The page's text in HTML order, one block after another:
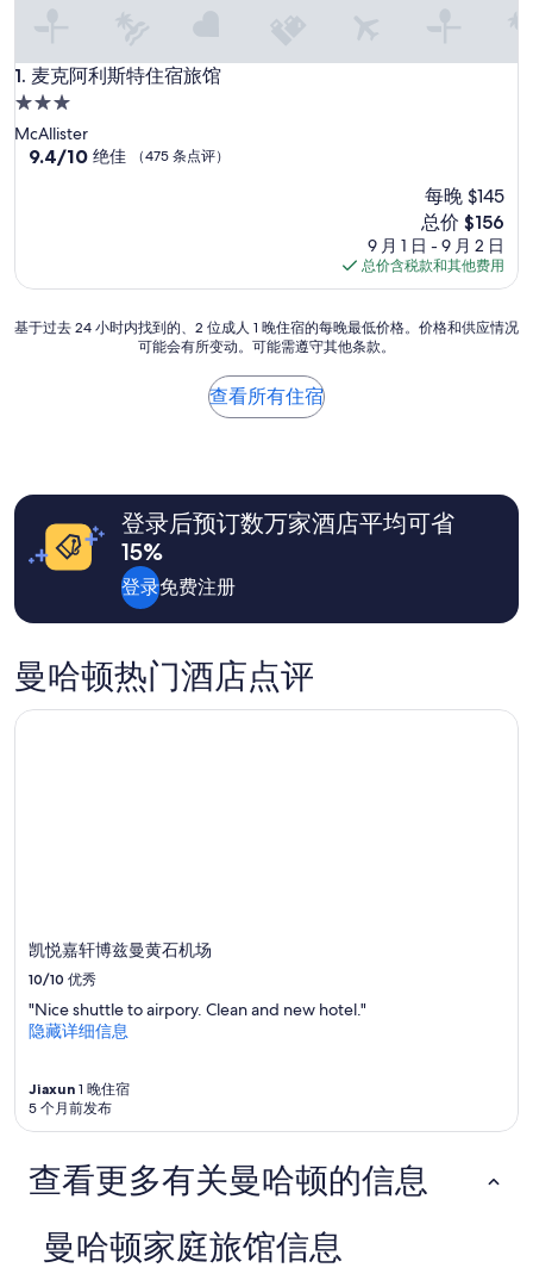
1. 麦克阿利斯特住宿旅馆
麦克阿利斯特住宿旅馆
3.0
星
住
McAllister
9.4
条
9.4/10 绝佳 （475 条点评）
每晚 $145
新
价
格
$156
总价 $156
9 月 1 日 - 9 月 2 日
总价含税款和其他费用
基
找
成
人
晚
住
宿
供
应
况
可
有
所
动。
基于过去 24 小时内找到的、2 位成人 1 晚住宿的每晚最低价格。价格和供应情况
可能会有所变动。可能需遵守其他条款。
查看所有住宿
登录后预订数万家酒店平均可省
15%
登录免费注册
曼哈顿热门酒店点评
凯悦嘉轩博兹曼黄石机场
10/10 优秀
"Nice shuttle to airpory. Clean and new hotel."
隐藏详细信息
Jiaxun 1 晚住宿
5 个月前发布
凯悦嘉轩博兹曼黄石机场
查看更多有关曼哈顿的信息
曼哈顿家庭旅馆信息